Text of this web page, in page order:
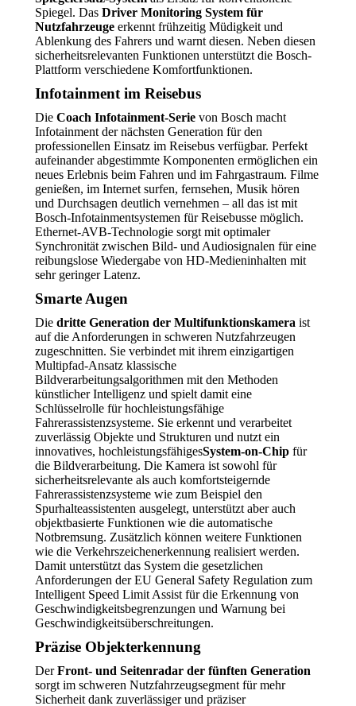
Spiegel. Das Driver Monitoring System für
Nutzfahrzeuge erkennt frühzeitig Müdigkeit und
Ablenkung des Fahrers und warnt diesen. Neben diesen
sicherheitsrelevanten Funktionen unterstützt die Bosch-
Plattform verschiedene Komfortfunktionen.
Infotainment im Reisebus
Die Coach Infotainment-Serie von Bosch macht
Infotainment der nächsten Generation für den
professionellen Einsatz im Reisebus verfügbar. Perfekt
aufeinander abgestimmte Komponenten ermöglichen ein
neues Erlebnis beim Fahren und im Fahrgastraum. Filme
genießen, im Internet surfen, fernsehen, Musik hören
und Durchsagen deutlich vernehmen – all das ist mit
Bosch-Infotainmentsystemen für Reisebusse möglich.
Ethernet-AVB-Technologie sorgt mit optimaler
Synchronität zwischen Bild- und Audiosignalen für eine
reibungslose Wiedergabe von HD-Medieninhalten mit
sehr geringer Latenz.
Smarte Augen
Die dritte Generation der Multifunktionskamera ist
auf die Anforderungen in schweren Nutzfahrzeugen
zugeschnitten. Sie verbindet mit ihrem einzigartigen
Multipfad-Ansatz klassische
Bildverarbeitungsalgorithmen mit den Methoden
künstlicher Intelligenz und spielt damit eine
Schlüsselrolle für hochleistungsfähige
Fahrerassistenzsysteme. Sie erkennt und verarbeitet
zuverlässig Objekte und Strukturen und nutzt ein
innovatives, hochleistungsfähigesSystem-on-Chip für
die Bildverarbeitung. Die Kamera ist sowohl für
sicherheitsrelevante als auch komfortsteigernde
Fahrerassistenzsysteme wie zum Beispiel den
Spurhalteassistenten ausgelegt, unterstützt aber auch
objektbasierte Funktionen wie die automatische
Notbremsung. Zusätzlich können weitere Funktionen
wie die Verkehrszeichenerkennung realisiert werden.
Damit unterstützt das System die gesetzlichen
Anforderungen der EU General Safety Regulation zum
Intelligent Speed Limit Assist für die Erkennung von
Geschwindigkeitsbegrenzungen und Warnung bei
Geschwindigkeitsüberschreitungen.
Präzise Objekterkennung
DerFront- und Seitenradar der fünften Generation
sorgt im schweren Nutzfahrzeugsegment für mehr
Sicherheit dank zuverlässiger und präziser